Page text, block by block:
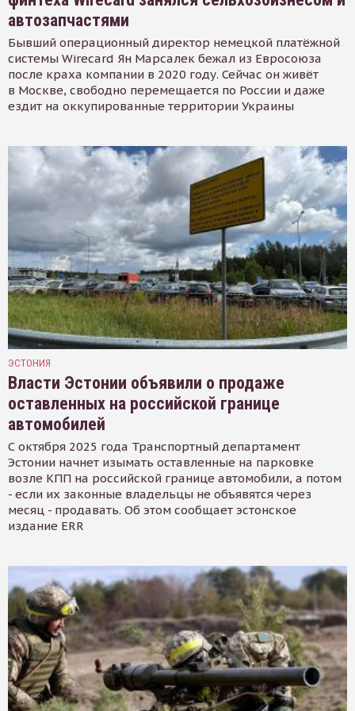
автозапчастями
Бывший операционный директор немецкой платёжной
системы Wirecard Ян Марсалек бежал из Евросоюза
после краха компании в 2020 году. Сейчас он живёт
в Москве, свободно перемещается по России и даже
ездит на оккупированные территории Украины
ЭСТОНИЯ
Власти Эстонии объявили о продаже
оставленных на российской границе
автомобилей
С октября 2025 года Транспортный департамент
Эстонии начнет изымать оставленные на парковке
возле КПП на российской границе автомобили, а потом
- если их законные владельцы не объявятся через
месяц - продавать. Об этом сообщает эстонское
издание ERR